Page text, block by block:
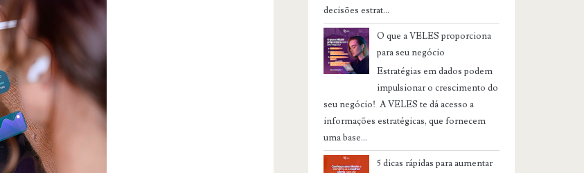
decisões estrat...
O que a VELES proporciona
para seu negócio
Estratégias em dados podem
impulsionar o crescimento do
seu negócio! A VELES te dá acesso a
informações estratégicas, que fornecem
uma base...
5 dicas rápidas para aumentar